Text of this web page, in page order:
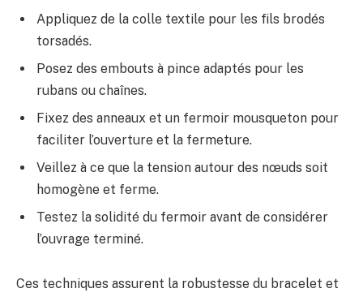
Appliquez de la colle textile pour les fils brodés
torsadés.
Posez des embouts à pince adaptés pour les
rubans ou chaînes.
Fixez des anneaux et un fermoir mousqueton pour
faciliter l’ouverture et la fermeture.
Veillez à ce que la tension autour des nœuds soit
homogène et ferme.
Testez la solidité du fermoir avant de considérer
l’ouvrage terminé.
Ces techniques assurent la robustesse du bracelet et